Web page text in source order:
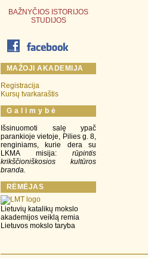
BAŽNYČIOS ISTORIJOS
STUDIJOS
MAŽOJI AKADEMIJA
Registracija
Kursų tvarkaraštis
G a l i m y b ė
Išsinuomoti salę ypač
parankioje vietoje, Pilies g. 8,
renginiams, kurie dera su
LKMA misija: rūpintis
krikščioniškosios kultūros
branda.
RĖMĖJAS
Lietuvių katalikų mokslo
akademijos veiklą remia
Lietuvos mokslo taryba